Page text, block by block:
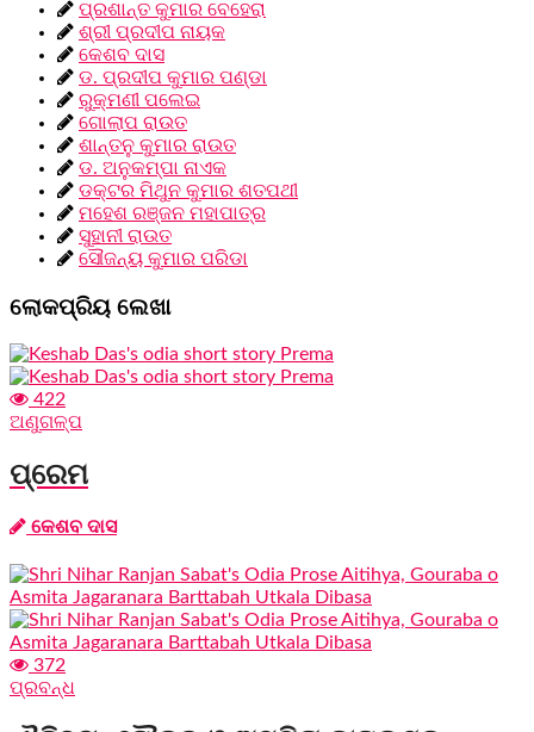
ପ୍ରଶାନ୍ତ କୁମାର ବେହେରା
ଶ୍ରୀ ପ୍ରଦୀପ ନାୟକ
କେଶବ ଦାସ
ଡ. ପ୍ରଦୀପ କୁମାର ପଣ୍ଡା
ରୁକ୍ମଣୀ ପଲେଇ
ଗୋଲାପ ରାଉତ
ଶାନ୍ତନୁ କୁମାର ରାଉତ
ଡ. ଅନୁକମ୍ପା ନାଏକ
ଡକ୍ଟର ମିଥୁନ କୁମାର ଶତପଥୀ
ମହେଶ ରଞ୍ଜନ ମହାପାତ୍ର
ସୁହାନୀ ରାଉତ
ସୌଜନ୍ୟ କୁମାର ପରିଡା
ଲୋକପ୍ରିୟ ଲେଖା
422
ଅଣୁଗଳ୍ପ
ପ୍ରେମ
କେଶବ ଦାସ
372
ପ୍ରବନ୍ଧ